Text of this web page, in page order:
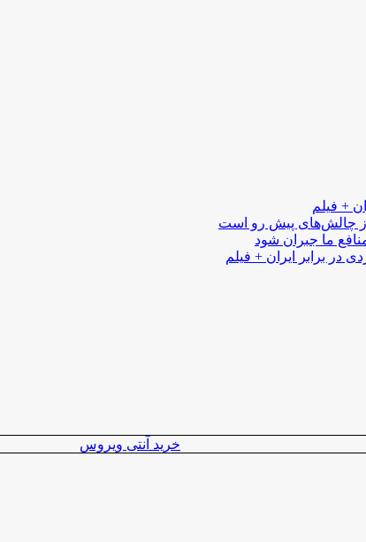
+ فیلم
از چالش‌های پیش رو است
ما جبران شود
در برابر ایران + فیلم
خرید آنتی ویروس